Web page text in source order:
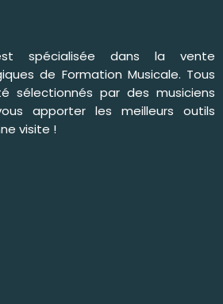
spécialisée dans la vente
de Formation Musicale. Tous
sélectionnés par des musiciens
apporter les meilleurs outils
visite !